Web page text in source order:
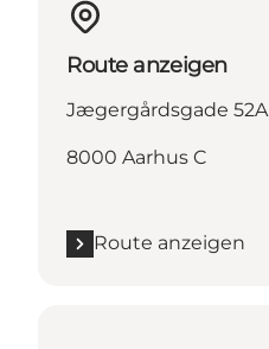
Route anzeigen
Jægergårdsgade 52A
8000 Aarhus C
Route anzeigen